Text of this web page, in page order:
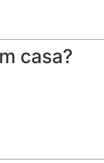
casa?